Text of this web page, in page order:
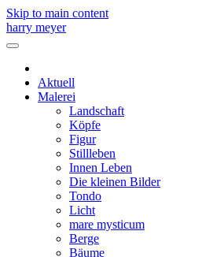
Skip to main content
harry meyer
Aktuell
Malerei
Landschaft
Köpfe
Figur
Stillleben
Innen Leben
Die kleinen Bilder
Tondo
Licht
mare mysticum
Berge
Bäume